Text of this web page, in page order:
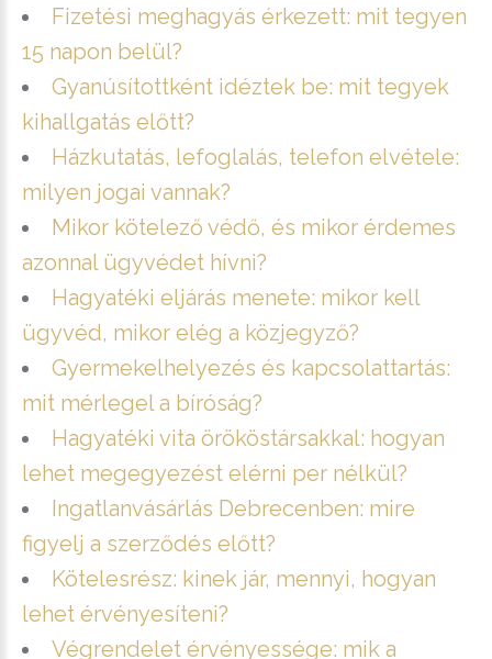
Fizetési meghagyás érkezett: mit tegyen
15 napon belül?
Gyanúsítottként idéztek be: mit tegyek
kihallgatás előtt?
Házkutatás, lefoglalás, telefon elvétele:
milyen jogai vannak?
Mikor kötelező védő, és mikor érdemes
azonnal ügyvédet hívni?
Hagyatéki eljárás menete: mikor kell
ügyvéd, mikor elég a közjegyző?
Gyermekelhelyezés és kapcsolattartás:
mit mérlegel a bíróság?
Hagyatéki vita örököstársakkal: hogyan
lehet megegyezést elérni per nélkül?
Ingatlanvásárlás Debrecenben: mire
figyelj a szerződés előtt?
Kötelesrész: kinek jár, mennyi, hogyan
lehet érvényesíteni?
Végrendelet érvényessége: mik a